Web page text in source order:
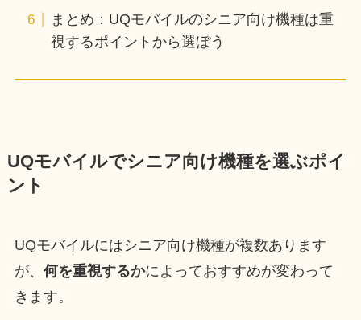
まとめ：UQモバイルのシニア向け機種は重
視するポイントから選ぼう
UQモバイルでシニア向け機種を選ぶポイ
ント
UQモバイルにはシニア向け機種が複数あります
が、 何を重視するかによっておすすめが変わって
きます。